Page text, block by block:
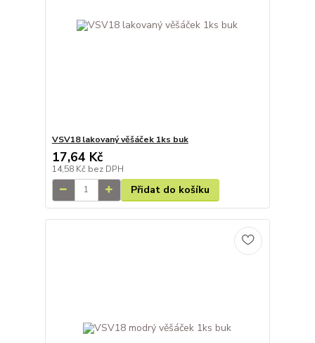
VSV18 lakovaný věšáček 1ks buk
17,64 Kč
14,58 Kč bez DPH
Přidat do košíku